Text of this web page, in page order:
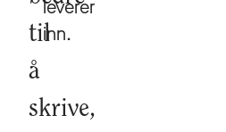
til
å
skrive,
leverer
inn.